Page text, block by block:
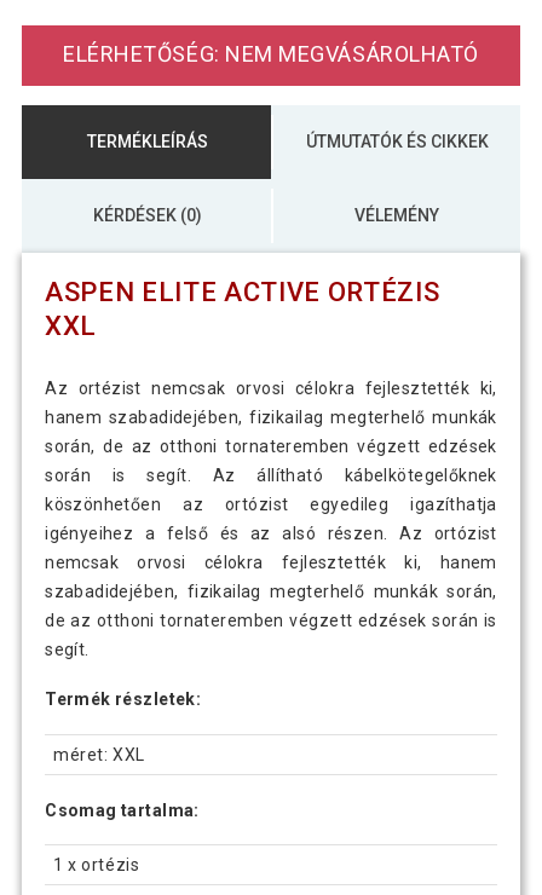
ELÉRHETŐSÉG: NEM MEGVÁSÁROLHATÓ
TERMÉKLEÍRÁS ÚTMUTATÓK ÉS CIKKEK
KÉRDÉSEK (0) VÉLEMÉNY
ASPEN ELITE ACTIVE ORTÉZIS
XXL
Az ortézist nemcsak orvosi célokra fejlesztették ki,
hanem szabadidejében, fizikailag megterhelő munkák
során, de az otthoni tornateremben végzett edzések
során is segít. Az állítható kábelkötegelőknek
köszönhetően az ortózist egyedileg igazíthatja
igényeihez a felső és az alsó részen. Az ortózist
nemcsak orvosi célokra fejlesztették ki, hanem
szabadidejében, fizikailag megterhelő munkák során,
de az otthoni tornateremben végzett edzések során is
segít.
Termék részletek:
méret: XXL
Csomag tartalma:
1 x ortézis